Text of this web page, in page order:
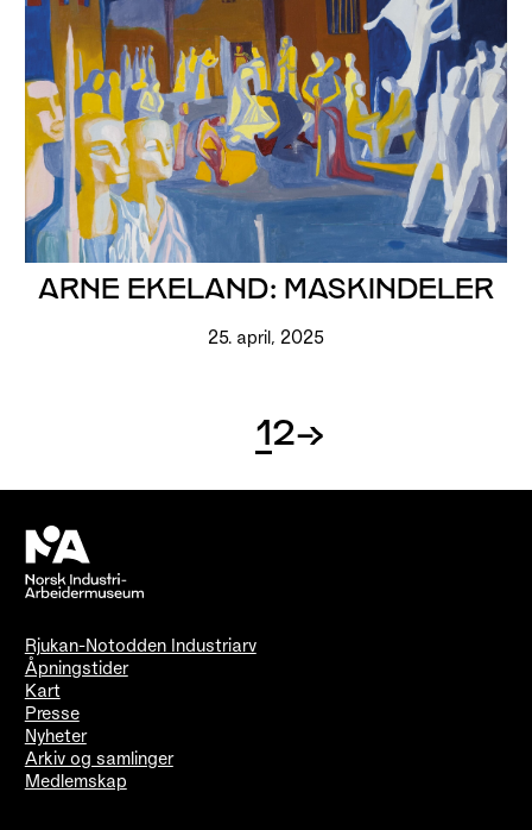
ARNE EKELAND: MASKINDELER
25. april, 2025
12→
Rjukan-Notodden Industriarv
Åpningstider
Kart
Presse
Nyheter
Arkiv og samlinger
Medlemskap